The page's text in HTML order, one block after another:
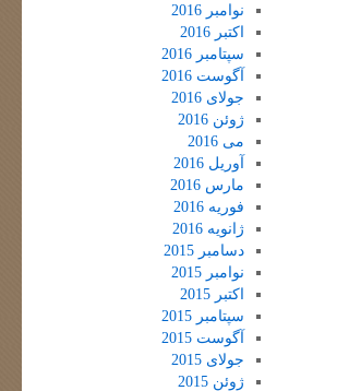
نوامبر 2016
اکتبر 2016
سپتامبر 2016
آگوست 2016
جولای 2016
ژوئن 2016
می 2016
آوریل 2016
مارس 2016
فوریه 2016
ژانویه 2016
دسامبر 2015
نوامبر 2015
اکتبر 2015
سپتامبر 2015
آگوست 2015
جولای 2015
ژوئن 2015